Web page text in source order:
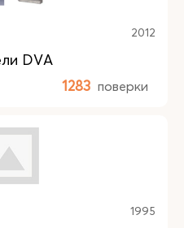
2012
DVA
1283 поверки
1995